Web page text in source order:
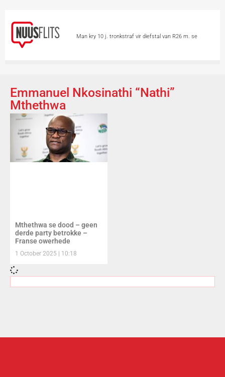
Man kry 10 j. tronkstraf vir diefstal van R26 m. se
Katdag
wiele?
Emmanuel Nkosinathi “Nathi”
Mthethwa
Mthethwa se dood – geen
derde party betrokke –
Franse owerhede
1 October 2025 10:18